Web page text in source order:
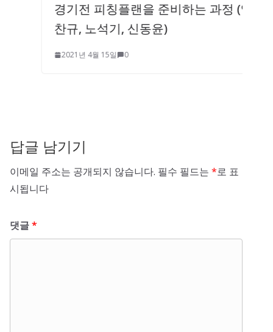
경기전 피칭플랜을 준비하는 과정 (임
찬규, 노석기, 신동윤)
2021년 4월 15일 0
답글 남기기
이메일 주소는 공개되지 않습니다. 필수 필드는 *로 표
시됩니다
댓글*